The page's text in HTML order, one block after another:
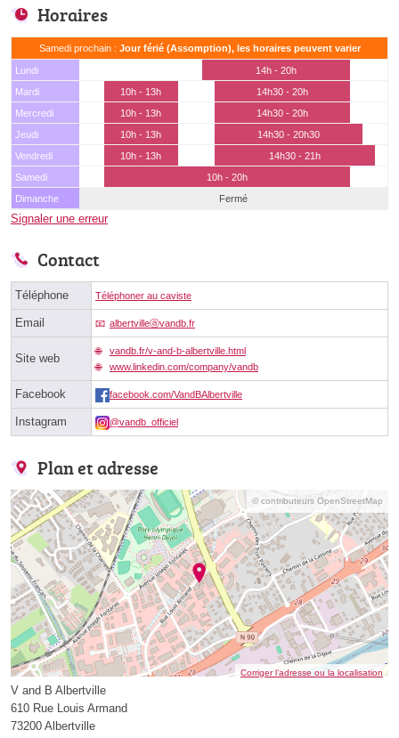
Horaires
Samedi prochain : Jour férié (Assomption), les horaires peuvent varier
Lundi
14h - 20h
Mardi
10h - 13h
14h30 - 20h
Mercredi
10h - 13h
14h30 - 20h
Jeudi
10h - 13h
14h30 - 20h30
Vendredi
10h - 13h
14h30 - 21h
Samedi
10h - 20h
Dimanche
Fermé
Signaler une erreur
Contact
Téléphone Téléphoner au caviste
Email albertvilleⓐvandb.fr
Site web
vandb.fr/v-and-b-albertville.html
www.linkedin.com/company/vandb
Facebook facebook.com/VandBAlbertville
Instagram @vandb_officiel
Plan et adresse
© contributeurs OpenStreetMap
Corriger l’adresse ou la localisation
V and B Albertville
610 Rue Louis Armand
73200 Albertville